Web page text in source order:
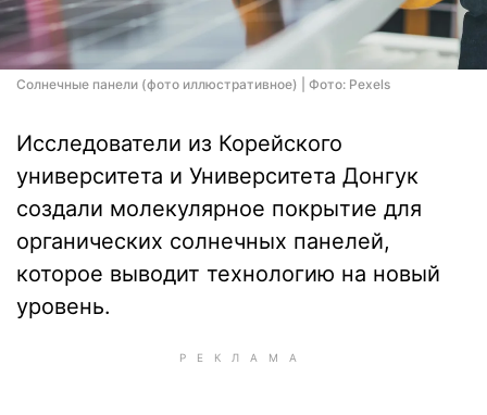
Солнечные панели (фото иллюстративное) | Фото: Pexels
Исследователи из Корейского
университета и Университета Донгук
создали молекулярное покрытие для
органических солнечных панелей,
которое выводит технологию на новый
уровень.